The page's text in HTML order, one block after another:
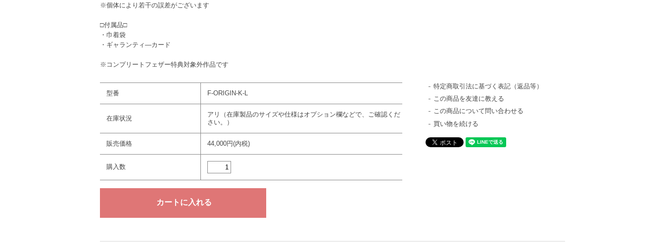
※個体により若干の誤差がございます
□付属品□
・巾着袋
・ギャランティ―カード
※コンプリートフェザー特典対象外作品です
型番 F-ORIGIN-K-L
在庫状況
アリ（在庫製品のサイズや仕様はオプション欄などで、ご確認くだ
さい。）
販売価格 44,000円(内税)
購入数
特定商取引法に基づく表記（返品等）
この商品を友達に教える
この商品について問い合わせる
買い物を続ける